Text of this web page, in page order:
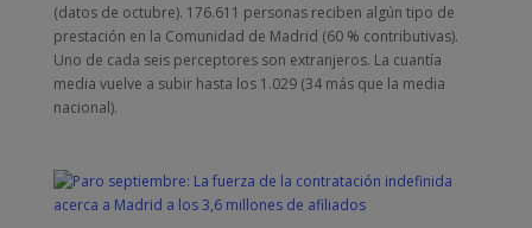
(datos de octubre). 176.611 personas reciben algún tipo de
prestación en la Comunidad de Madrid (60 % contributivas).
Uno de cada seis perceptores son extranjeros. La cuantía
media vuelve a subir hasta los 1.029 (34 más que la media
nacional).